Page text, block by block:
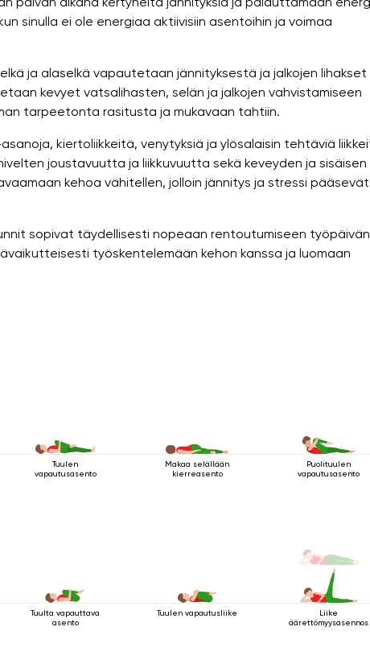
sinulla ei ole energiaa aktiivisiin asentoihin ja voimaa
ja alaselkä vapautetaan jännityksestä ja jalkojen lihakset
kevyet vatsalihasten, selän ja jalkojen vahvistamiseen
tarpeetonta rasitusta ja mukavaan tahtiin.
kiertoliikkeitä, venytyksiä ja ylösalaisin tehtäviä
joustavuutta ja liikkuvuutta sekä keveyden ja sisäisen
kehoa vähitellen, jolloin jännitys ja stressi pääsevät
sopivat täydellisesti nopeaan rentoutumiseen työpäivän
työskentelemään kehon kanssa ja luomaan
Tuulen
vapautusasento
Makaa selällään
kierreasento
Puolituulen
vapautusasento
Tuulta vapauttava
asento
Tuulen vapautusliike
Liike